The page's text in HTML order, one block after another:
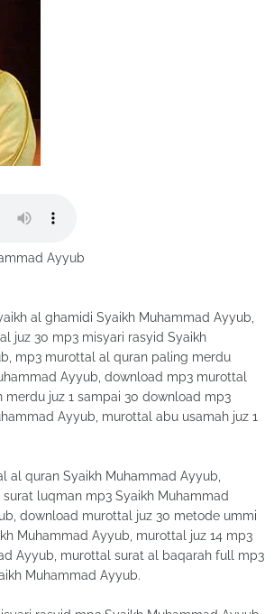
Ayyub
al ghamidi Syaikh Muhammad Ayyub,
juz 30 mp3 misyari rasyid Syaikh
mp3 murottal al quran paling merdu
Ayyub, download mp3 murottal
juz 1 sampai 30 download mp3
Ayyub, murottal abu usamah juz 1
al quran Syaikh Muhammad Ayyub,
luqman mp3 Syaikh Muhammad
download murottal juz 30 metode ummi
Muhammad Ayyub, murottal juz 14 mp3
Ayyub, murottal surat al baqarah full mp3
Muhammad Ayyub.